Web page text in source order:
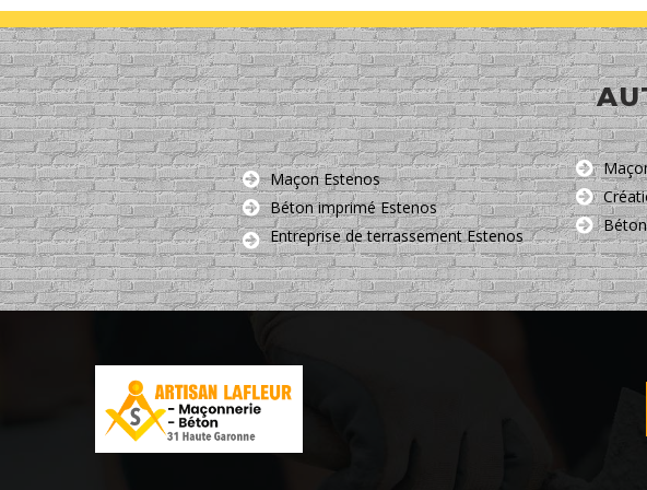
Maçon Estenos
Béton imprimé Estenos
Entreprise de terrassement Estenos